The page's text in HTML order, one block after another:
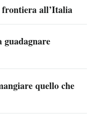
all’Italia
guadagnare
quello che